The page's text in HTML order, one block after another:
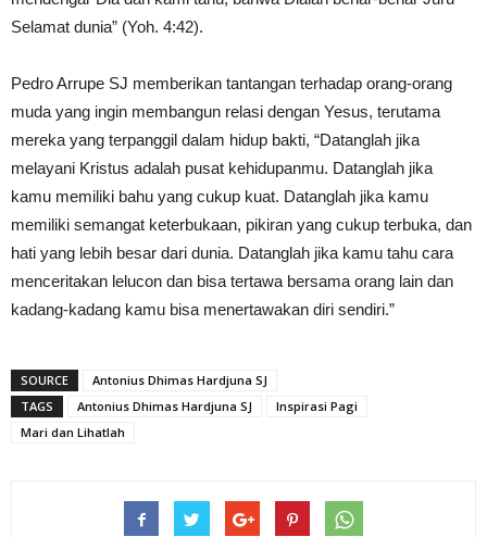
Selamat dunia” (Yoh. 4:42).
Pedro Arrupe SJ memberikan tantangan terhadap orang-orang
muda yang ingin membangun relasi dengan Yesus, terutama
mereka yang terpanggil dalam hidup bakti, “Datanglah jika
melayani Kristus adalah pusat kehidupanmu. Datanglah jika
kamu memiliki bahu yang cukup kuat. Datanglah jika kamu
memiliki semangat keterbukaan, pikiran yang cukup terbuka, dan
hati yang lebih besar dari dunia. Datanglah jika kamu tahu cara
menceritakan lelucon dan bisa tertawa bersama orang lain dan
kadang-kadang kamu bisa menertawakan diri sendiri.”
SOURCE
Antonius Dhimas Hardjuna SJ
TAGS
Antonius Dhimas Hardjuna SJ
Inspirasi Pagi
Mari dan Lihatlah